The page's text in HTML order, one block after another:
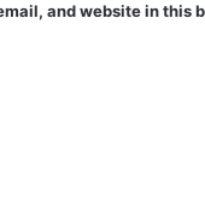
and website in this